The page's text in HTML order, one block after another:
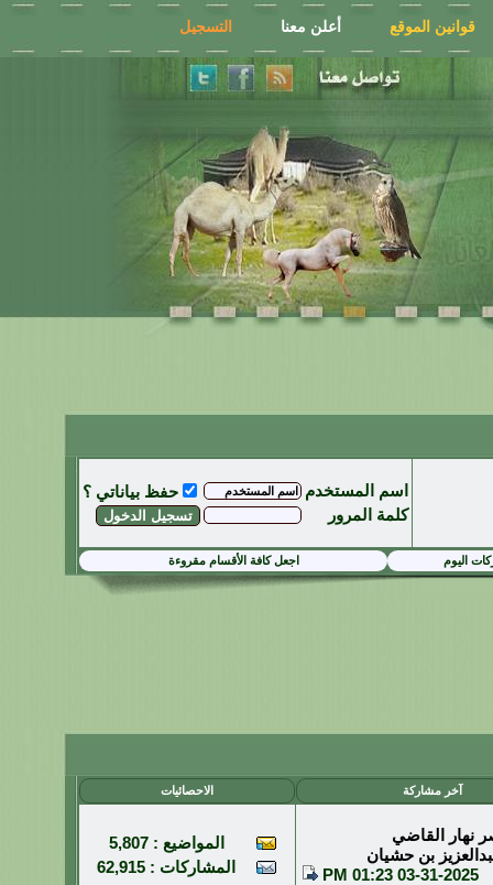
قوانين الموقع أعلن معنا التسجيل
اسم المستخدم
حفظ بياناتي ؟
كلمة المرور
اليوم اجعل كافة الأقسام مقروءة
آخر مشاركة الاحصائيات
نهار القاضي
بن حشيان
03-31-2025
01:23 PM
المواضيع : 5,807
المشاركات : 62,915